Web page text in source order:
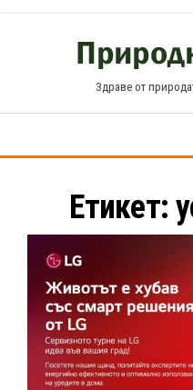
Здраве от
Етикет: